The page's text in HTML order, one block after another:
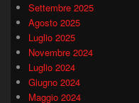
Settembre 2025
Agosto 2025
Luglio 2025
Novembre 2024
Luglio 2024
Giugno 2024
Maggio 2024